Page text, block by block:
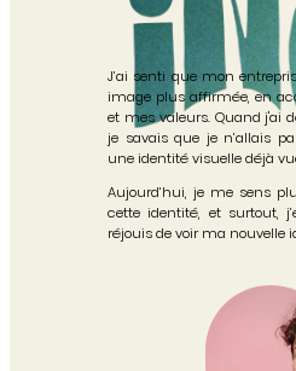
J’ai senti que mon
image plus affirmée, en
et mes valeurs. Quand j'ai
je savais que je n’allais
une identité visuelle déjà
Aujourd’hui, je me sens
cette identité, et surtout,
réjouis de voir ma nouvelle